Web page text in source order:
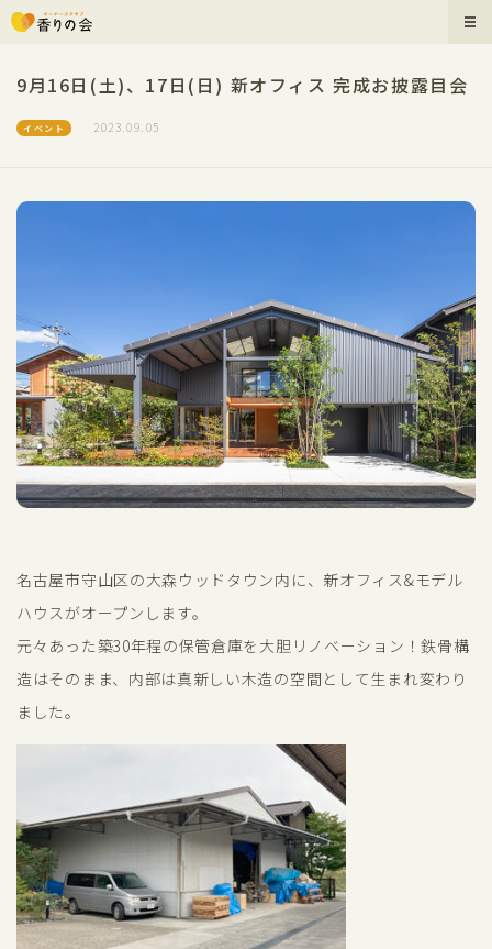
9月16日(土)、17日(日) 新オフィス 完成お披露目会
イベント 2023.09.05
名古屋市守山区の大森ウッドタウン内に、新オフィス&モデル
ハウスがオープンします。
元々あった築30年程の保管倉庫を大胆リノベーション！鉄骨構
造はそのまま、内部は真新しい木造の空間として生まれ変わり
ました。